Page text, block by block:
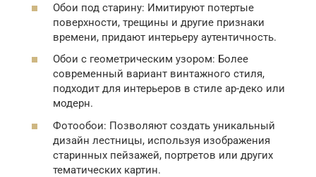
Обои под старину: Имитируют потертые
поверхности, трещины и другие признаки
времени, придают интерьеру аутентичность.
Обои с геометрическим узором: Более
современный вариант винтажного стиля,
подходит для интерьеров в стиле ар-деко или
модерн.
Фотообои: Позволяют создать уникальный
дизайн лестницы, используя изображения
старинных пейзажей, портретов или других
тематических картин.